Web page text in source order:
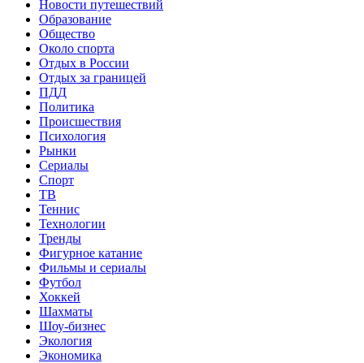
Новости путешествий
Образование
Общество
Около спорта
Отдых в России
Отдых за границей
ПДД
Политика
Происшествия
Психология
Рынки
Сериалы
Спорт
ТВ
Теннис
Технологии
Тренды
Фигурное катание
Фильмы и сериалы
Футбол
Хоккей
Шахматы
Шоу-бизнес
Экология
Экономика